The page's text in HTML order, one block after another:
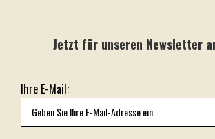
Jetzt für unseren Newsletter
Ihre E-Mail: